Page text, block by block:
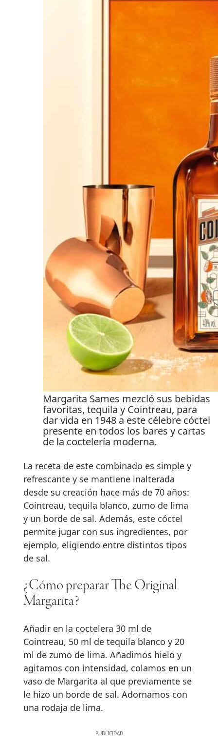
Margarita Sames mezcló sus bebidas
favoritas, tequila y Cointreau, para
dar vida en 1948 a este célebre cóctel
presente en todos los bares y cartas
de la coctelería moderna.
La receta de este combinado es simple y
refrescante y se mantiene inalterada
desde su creación hace más de 70 años:
Cointreau, tequila blanco, zumo de lima
y un borde de sal. Además, este cóctel
permite jugar con sus ingredientes, por
ejemplo, eligiendo entre distintos tipos
de sal.
¿Cómo preparar The Original
Margarita?
Añadir en la coctelera 30 ml de
Cointreau, 50 ml de tequila blanco y 20
ml de zumo de lima. Añadimos hielo y
agitamos con intensidad, colamos en un
vaso de Margarita al que previamente se
le hizo un borde de sal. Adornamos con
una rodaja de lima.